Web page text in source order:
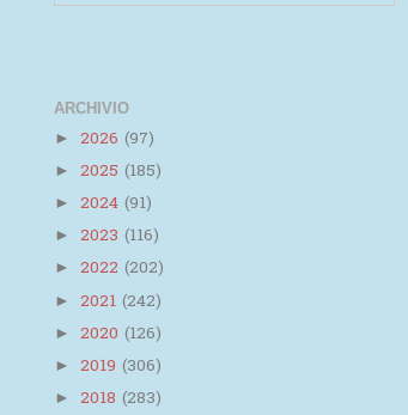
ARCHIVIO
► 2026 (97)
► 2025 (185)
► 2024 (91)
► 2023 (116)
► 2022 (202)
► 2021 (242)
► 2020 (126)
► 2019 (306)
► 2018 (283)